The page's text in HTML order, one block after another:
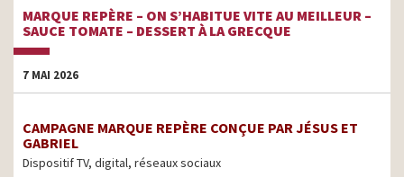
MARQUE REPÈRE – ON S’HABITUE VITE AU MEILLEUR –
SAUCE TOMATE – DESSERT À LA GRECQUE
7 MAI 2026
CAMPAGNE MARQUE REPÈRE CONÇUE PAR JÉSUS ET
GABRIEL
Dispositif TV, digital, réseaux sociaux